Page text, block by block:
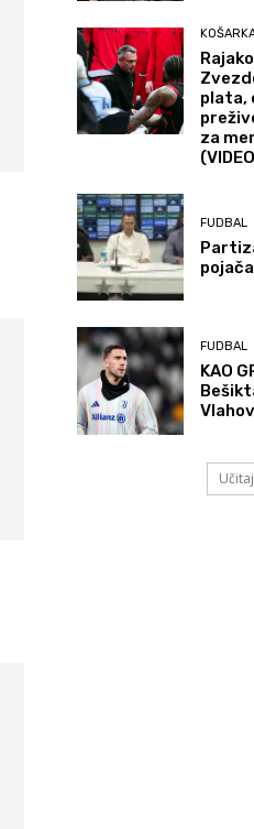
plata,
za
FUDBAL
FUDBAL
KAO